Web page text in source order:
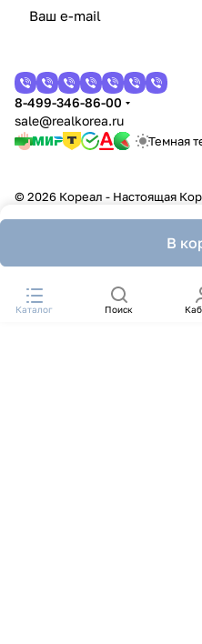
В
Каталог Поиск
8-499-346-86-00
sale@realkorea.ru
Темная
© 2026 Кореал - Настоящая